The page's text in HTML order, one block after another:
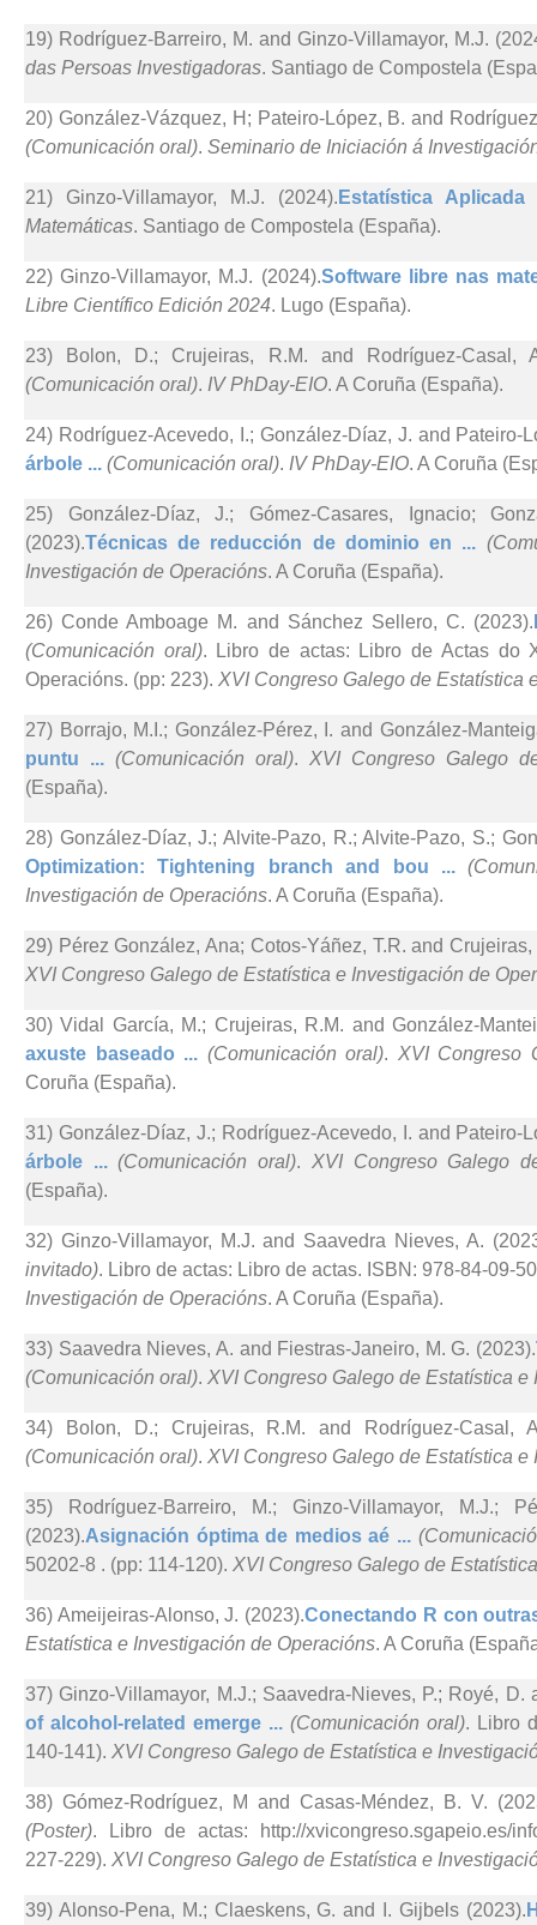
19) Rodríguez-Barreiro, M. and Ginzo-Villamayor, M.J.
das Persoas Investigadoras. Santiago de Compostela
20) González-Vázquez, H; Pateiro-López, B. and
(Comunicación oral). Seminario de Iniciación á
21) Ginzo-Villamayor, M.J. (2024). Estatística
Matemáticas. Santiago de Compostela (España).
22) Ginzo-Villamayor, M.J. (2024).Software libre nas
Libre Científico Edición 2024. Lugo (España).
23) Bolon, D.; Crujeiras, R.M. and Rodríguez-Casal,
(Comunicación oral). IV PhDay-EIO. A Coruña (España).
24) Rodríguez-Acevedo, I.; González-Díaz, J. and Pateiro-
árbole ... (Comunicación oral). IV PhDay-EIO. A Coruña
25) González-Díaz, J.; Gómez-Casares, Ignacio;
(2023).Técnicas de reducción de dominio en ...
Investigación de Operacións. A Coruña (España).
26) Conde Amboage M. and Sánchez Sellero, C. (2023).
(Comunicación oral). Libro de actas: Libro de Actas do
Operacións. (pp: 223). XVI Congreso Galego de Estatística
27) Borrajo, M.I.; González-Pérez, I. and González-
puntu ... (Comunicación oral). XVI Congreso Galego
(España).
28) González-Díaz, J.; Alvite-Pazo, R.; Alvite-Pazo, S.;
Optimization: Tightening branch and bou ...
Investigación de Operacións. A Coruña (España).
29) Pérez González, Ana; Cotos-Yáñez, T.R. and
XVI Congreso Galego de Estatística e Investigación de
30) Vidal García, M.; Crujeiras, R.M. and González-
axuste baseado ... (Comunicación oral). XVI Congreso
Coruña (España).
31) González-Díaz, J.; Rodríguez-Acevedo, I. and Pateiro-
árbole ...(Comunicación oral). XVI Congreso Galego
(España).
32) Ginzo-Villamayor, M.J. and Saavedra Nieves, A.
invitado). Libro de actas: Libro de actas. ISBN: 978-84-09-
Investigación de Operacións. A Coruña (España).
33) Saavedra Nieves, A. and Fiestras-Janeiro, M. G. (2023).
(Comunicación oral). XVI Congreso Galego de Estatística
34) Bolon, D.; Crujeiras, R.M. and Rodríguez-Casal,
(Comunicación oral). XVI Congreso Galego de Estatística
35) Rodríguez-Barreiro, M.; Ginzo-Villamayor, M.J.;
(2023).Asignación óptima de medios aé ...
50202-8 . (pp: 114-120). XVI Congreso Galego de
36) Ameijeiras-Alonso, J. (2023).Conectando R con
Estatística e Investigación de Operacións. A Coruña
37) Ginzo-Villamayor, M.J.; Saavedra-Nieves, P.; Royé, D.
of alcohol-related emerge ...(Comunicación oral). Libro
140-141). XVI Congreso Galego de Estatística e
38) Gómez-Rodríguez, M and Casas-Méndez, B. V.
(Poster). Libro de actas: http://xvicongreso.sgapeio.es/
227-229). XVI Congreso Galego de Estatística e
39) Alonso-Pena, M.; Claeskens, G. and I. Gijbels (2023).